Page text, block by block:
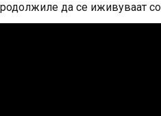
да се иживуваат